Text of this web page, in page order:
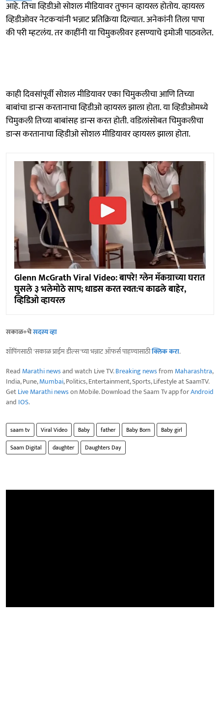
आहे. तिचा व्हिडीओ सोशल मीडियावर तुफान व्हायरल होतोय. व्हायरल
व्हिडीओवर नेटकऱ्यांनी भन्नाट प्रतिक्रिया दिल्यात. अनेकांनी तिला पापा
की परी म्हटलंय. तर काहींनी या चिमुकलीवर हसण्याचे इमोजी पाठवलेत.
काही दिवसांपूर्वी सोशल मीडियावर एका चिमुकलीचा आणि तिच्या
बाबांचा डान्स करतानाचा व्हिडीओ व्हायरल झाला होता. या व्हिडीओमध्ये
चिमुकली तिच्या बाबांसह डान्स करत होती. वडिलांसोबत चिमुकलीचा
डान्स करतानाचा व्हिडीओ सोशल मीडियावर व्हायरल झाला होता.
Glenn McGrath Viral Video: बापरे! ग्लेन मॅकग्राच्या घरात
घुसले ३ भलेमोठे साप; धाडस करत स्वत:च काढले बाहेर,
व्हिडिओ व्हायरल
सकाळ+चेसदस्य व्हा
शॉपिंगसाठी 'सकाळ प्राईम डील्स'च्या भन्नाट ऑफर्स पाहण्यासाठीक्लिक करा.
Read Marathi newsand watch Live TV.Breaking newsfrom Maharashtra,
India, Pune,Mumbai, Politics, Entertainment, Sports, Lifestyle at SaamTV.
GetLive Marathi newson Mobile. Download the Saam Tv app forAndroid
and IOS.
saam tv Viral Video Baby father Baby Born
Baby girl
Saam Digital
daughter Daughters Day